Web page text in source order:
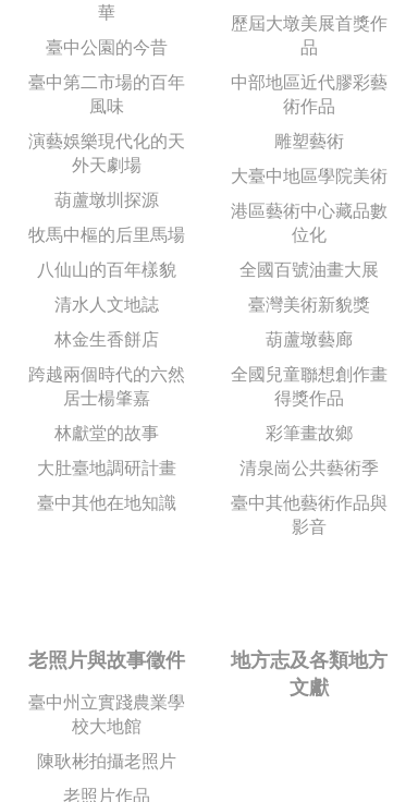
華
臺中公園的今昔
臺中第二市場的百年
風味
演藝娛樂現代化的天
外天劇場
葫蘆墩圳探源
牧馬中樞的后里馬場
八仙山的百年樣貌
清水人文地誌
林金生香餅店
跨越兩個時代的六然
居士楊肇嘉
林獻堂的故事
大肚臺地調研計畫
臺中其他在地知識
歷屆大墩美展首獎作
品
中部地區近代膠彩藝
術作品
雕塑藝術
大臺中地區學院美術
港區藝術中心藏品數
位化
全國百號油畫大展
臺灣美術新貌獎
葫蘆墩藝廊
全國兒童聯想創作畫
得獎作品
彩筆畫故鄉
清泉崗公共藝術季
臺中其他藝術作品與
影音
老照片與故事徵件
臺中州立實踐農業學
校大地館
陳耿彬拍攝老照片
老照片作品
地方志及各類地方
文獻